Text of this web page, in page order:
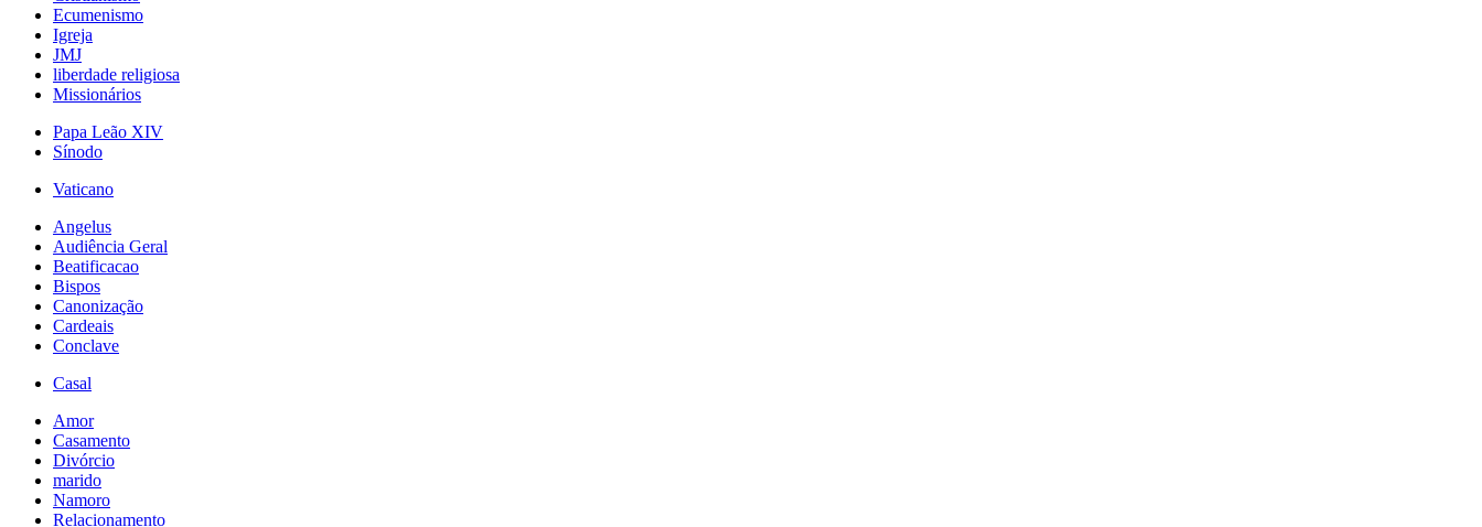
Ecumenismo
Igreja
JMJ
liberdade religiosa
Missionários
Papa Leão XIV
Sínodo
Vaticano
Angelus
Audiência Geral
Beatificacao
Bispos
Canonização
Cardeais
Conclave
Casal
Amor
Casamento
Divórcio
marido
Namoro
Relacionamento